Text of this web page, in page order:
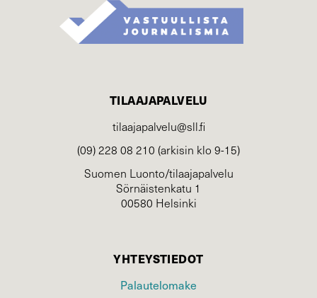
TILAAJAPALVELU
tilaajapalvelu@sll.fi
(09) 228 08 210 (arkisin klo 9-15)
Suomen Luonto/tilaajapalvelu
Sörnäistenkatu 1
00580 Helsinki
YHTEYSTIEDOT
Palautelomake